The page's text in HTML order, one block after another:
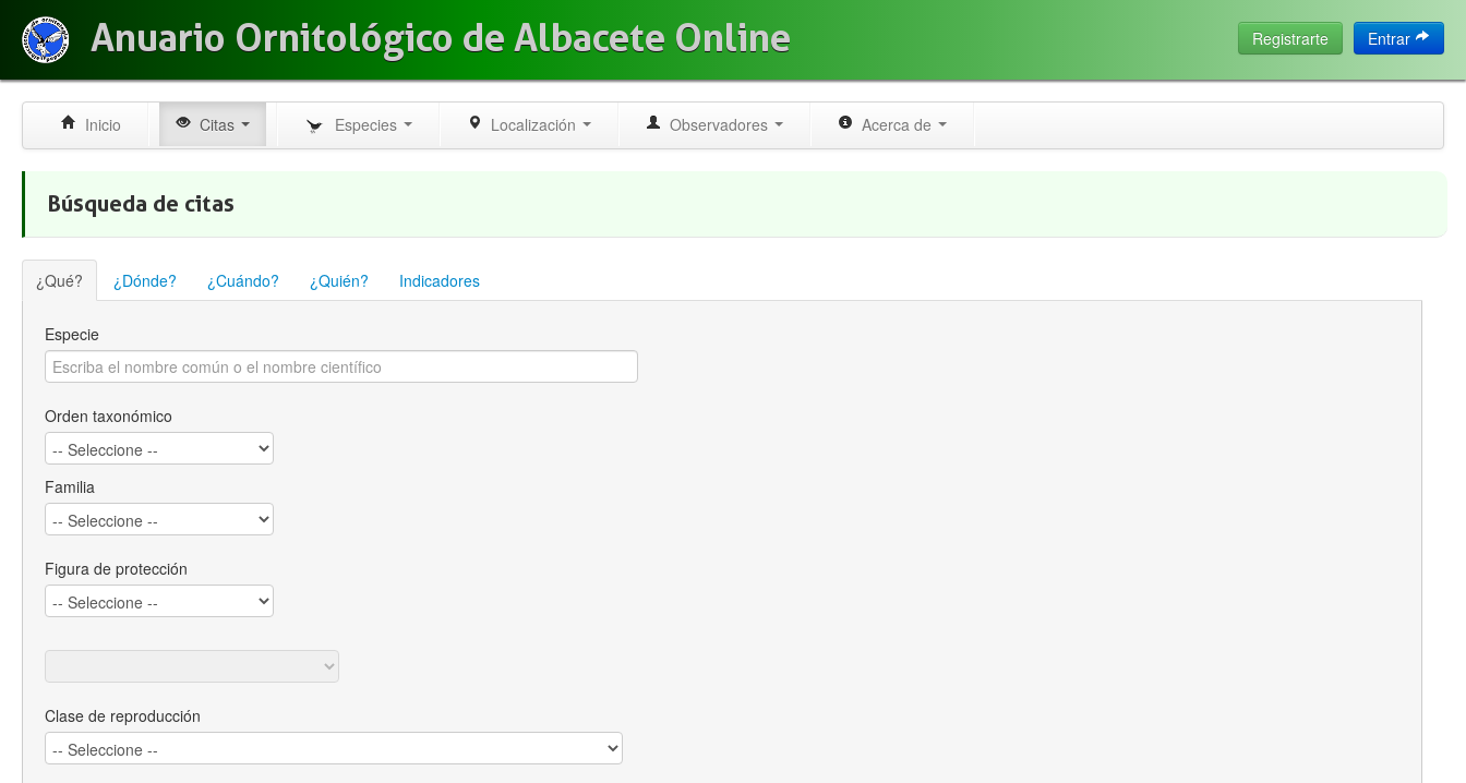
Anuario Ornitológico de Albacete Online Entrar
Registrarte
Inicio Citas Especies Localización Observadores Acerca de
Búsqueda de citas
¿Qué? ¿Dónde? ¿Cuándo? ¿Quién? Indicadores
Especie
Orden taxonómico
Familia
Figura de protección
Clase de reproducción